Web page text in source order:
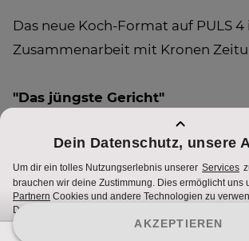
Das neue Koch-Format auf PULS 4
Zusammenarbeit mit Kronen
"Das jüngste Gericht"
Am Sonntag, den 30. September
auf PULS 4